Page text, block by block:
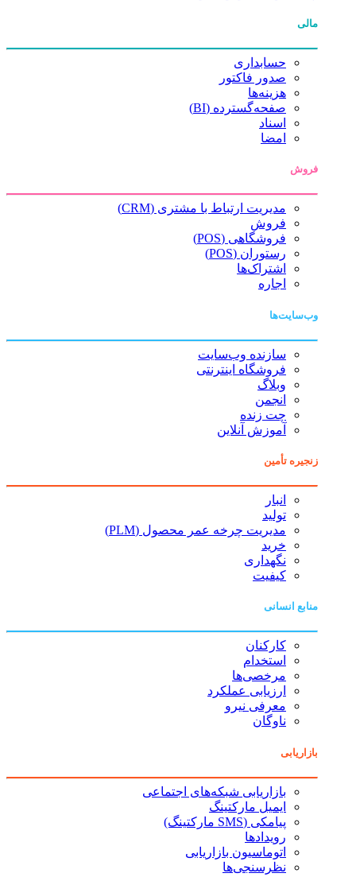
مالی
حسابداری
صدور فاکتور
هزینه‌ها
صفحه‌گسترده (BI)
اسناد
امضا
فروش
مدیریت ارتباط با مشتری (CRM)
فروش
فروشگاهی (POS)
رستوران (POS)
اشتراک‌ها
اجاره
وب‌سایت‌ها
سازنده وب‌سایت
فروشگاه اینترنتی
وبلاگ
انجمن
چت زنده
آموزش آنلاین
زنجیره تأمین
انبار
تولید
مدیریت چرخه عمر محصول (PLM)
خرید
نگهداری
کیفیت
منابع انسانی
کارکنان
استخدام
مرخصی‌ها
ارزیابی عملکرد
معرفی نیرو
ناوگان
بازاریابی
بازاریابی شبکه‌های اجتماعی
ایمیل مارکتینگ
پیامکی (SMS مارکتینگ)
رویدادها
اتوماسیون بازاریابی
نظرسنجی‌ها